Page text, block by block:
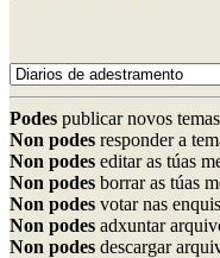
Podes publicar novos temas
Non podes responder a
Non podes editar as túas
Non podes borrar as túas
Non podes votar nas
Non podes adxuntar
Non podes descargar